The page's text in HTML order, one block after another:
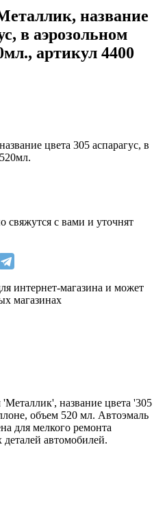
название
в аэрозольном
артикул 4400
цвета 305 аспарагус, в
свяжутся с вами и уточнят
интернет-магазина и может
магазинах
название цвета '305
объем 520 мл. Автоэмаль
для мелкого ремонта
автомобилей.